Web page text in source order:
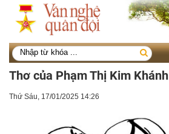
Thơ của Phạm Thị Kim Khánh
Thứ Sáu, 17/01/2025 14:26